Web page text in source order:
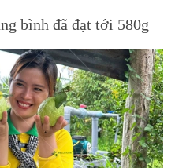
bình đã đạt tới 580g